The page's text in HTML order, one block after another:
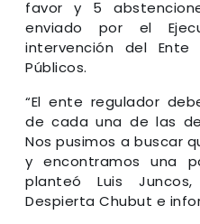
favor y 5
enviado por el
intervención del Ente
Públicos.
“El ente regulador
de cada una de las
Nos pusimos a buscar
y encontramos una
planteó Luis
Despierta Chubut e